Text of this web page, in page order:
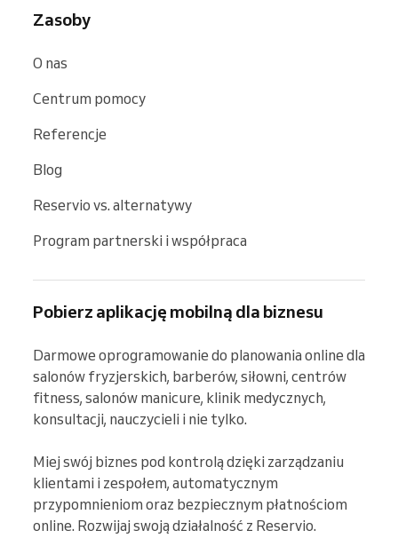
Zasoby
O nas
Centrum pomocy
Referencje
Blog
Reservio vs. alternatywy
Program partnerski i współpraca
Pobierz aplikację mobilną dla biznesu
Darmowe oprogramowanie do planowania online dla
salonów fryzjerskich, barberów, siłowni, centrów
fitness, salonów manicure, klinik medycznych,
konsultacji, nauczycieli i nie tylko.
Miej swój biznes pod kontrolą dzięki zarządzaniu
klientami i zespołem, automatycznym
przypomnieniom oraz bezpiecznym płatnościom
online. Rozwijaj swoją działalność z Reservio.